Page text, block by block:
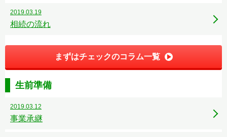
2019.03.19
相続の流れ
まずはチェックのコラム一覧
生前準備
2019.03.12
事業承継